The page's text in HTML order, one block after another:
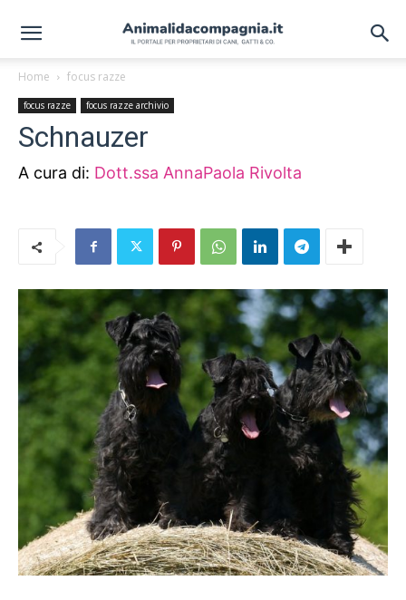
Home focus razze
focus razze focus razze archivio
Schnauzer
A cura di: Dott.ssa AnnaPaola Rivolta